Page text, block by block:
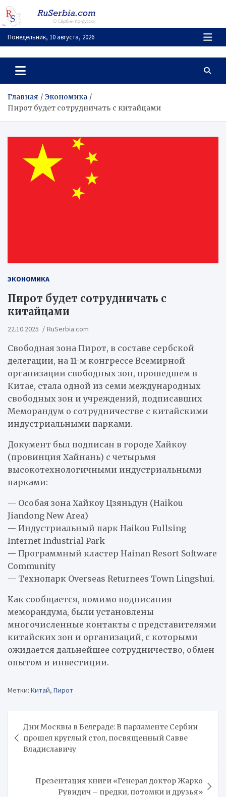
Перейти
содержимому
Понедельник, 10 августа, 2026
RuSerbia.com
О Сербии – по-русски
Главная
Экономика
Пирот будет сотрудничать с китайцами
ЭКОНОМИКА
Пирот будет сотрудничать с
китайцами
22.10.2025 RuSerbia.com
Свободная зона Пирот, в составе сербской
делегации, на 11-м конгрессе Всемирной
организации свободных зон, прошедшем в
Китае, стала одной из семи международных
свободных зон и учреждений, подписавших
Меморандум о сотрудничестве с китайскими
индустриальными парками.
Документ был подписан в городе Хайкоу
(провинция Хайнань) с четырьмя
высокотехнологичными индустриальными
парками:
— Особая зона Хайкоу Цзяньдун (Haikou
Jiandong New Area)
— Индустриальный парк Haikou Fullsing
Internet Industrial Park
— Программный кластер Hainan Resort Software
Community
— Технопарк Overseas Returnees Town Lingshui.
Как сообщается, помимо подписания
меморандума, были установлены
многочисленные контакты с представителями
китайских зон и организаций, с которыми
ожидается дальнейшее сотрудничество, обмен
опытом и инвестиции.
Метки: Китай, Пирот
по
записям
Дни Москвы в Белграде: В парламенте Сербии
прошел круглый стол, посвященный Савве
Владиславичу
Презентация книги «Генерал доктор Жарко
Рувидич – предки, потомки и друзья»